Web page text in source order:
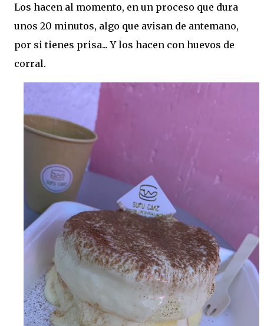
Los hacen al momento, en un proceso que dura
unos 20 minutos, algo que avisan de antemano,
por si tienes prisa... Y los hacen con huevos de
corral.